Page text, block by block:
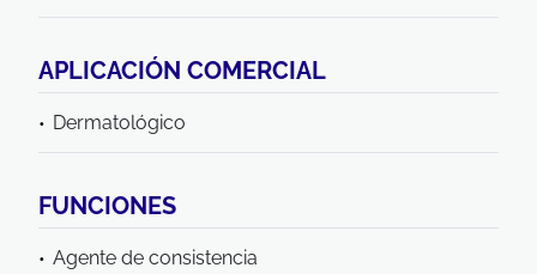
APLICACIÓN COMERCIAL
Dermatológico
FUNCIONES
Agente de consistencia